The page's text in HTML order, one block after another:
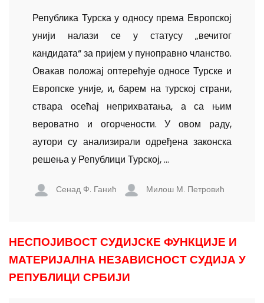
Република Турска у односу према Европској
унији налази се у статусу „вечитог
кандидата“ за пријем у пуноправно чланство.
Овакав положај оптерећује односе Турске и
Европске уније, и, барем на турској страни,
ствара осећај неприхватања, а са њим
вероватно и огорчености. У овом раду,
аутори су анализирали одређена законска
решења у Републици Турској, ...
Сенад Ф. Ганић Милош М. Петровић
НЕСПОЈИВОСТ СУДИЈСКЕ ФУНКЦИЈЕ И
МАТЕРИЈАЛНА НЕЗАВИСНОСТ СУДИЈА У
РЕПУБЛИЦИ СРБИЈИ